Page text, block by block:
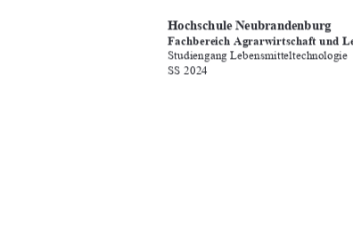
Hochschule Neubrandenburg
Fachbereich Agrarwirtschaft und
Studiengang Lebensmitteltechnologie
SS 2024